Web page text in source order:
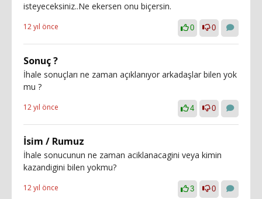
isteyeceksiniz..Ne ekersen onu biçersin.
12 yıl önce 0 0
Sonuç ?
İhale sonuçları ne zaman açıklanıyor arkadaşlar bilen yok
mu ?
12 yıl önce 4 0
İsim / Rumuz
İhale sonucunun ne zaman aciklanacagini veya kimin
kazandigini bilen yokmu?
12 yıl önce 3 0